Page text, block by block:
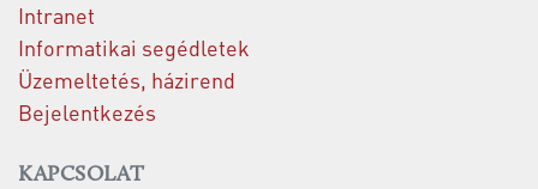
Intranet
Informatikai segédletek
Üzemeltetés, házirend
Bejelentkezés
KAPCSOLAT